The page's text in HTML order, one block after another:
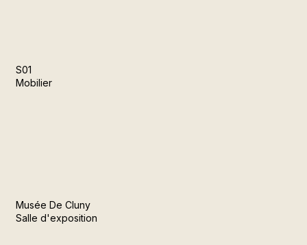
S01
Mobilier
Musée De Cluny
Salle d'exposition